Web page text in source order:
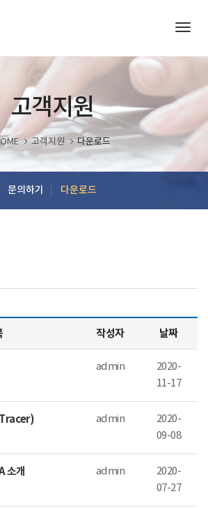
고객지원
고객지원 다운로드
문의하기 다운로드
작성자 날짜
admin
2020-
11-17
admin
2020-
09-08
소개 admin
2020-
07-27